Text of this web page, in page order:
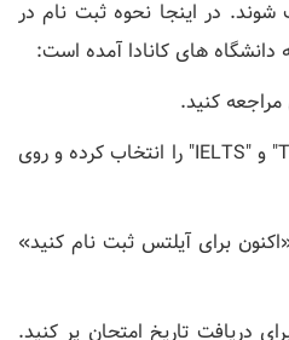
در اینجا نحوه ثبت نام در
های کانادا آمده است:
کنید.
• گزینه های "Take an exam" و "IELTS" را انتخاب کرده و روی
برای آیلتس ثبت نام کنید»
دریافت تاریخ امتحان پر کنید.